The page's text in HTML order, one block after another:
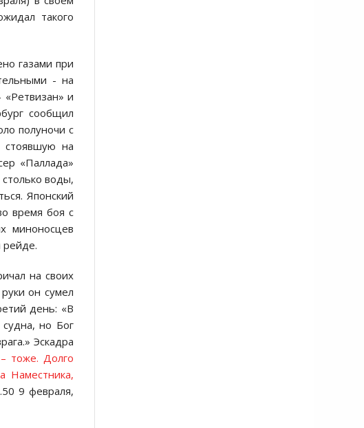
такого
газами при
- на
и
сообщил
полуночи с
стоявшую на
«Паллада»
воды,
Японский
время боя с
миноносцев
рейде.
на своих
он сумел
день: «В
но Бог
Эскадра
тоже. Долго
Наместника,
9 февраля,